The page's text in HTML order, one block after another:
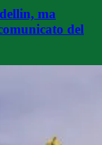
ma
del